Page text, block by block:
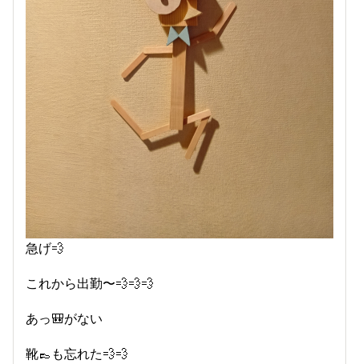
急げ💨
これから出勤〜💨💨💨
あっ🎒がない
靴👞も忘れた💨💨